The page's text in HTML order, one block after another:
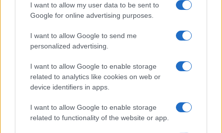
I want to allow my user data to be sent to
Google for online advertising purposes.
I want to allow Google to send me
personalized advertising.
I want to allow Google to enable storage
related to analytics like cookies on web or
device identifiers in apps.
I want to allow Google to enable storage
related to functionality of the website or app.
Invia un Comunicato Stampa|Pubblicità Segnala